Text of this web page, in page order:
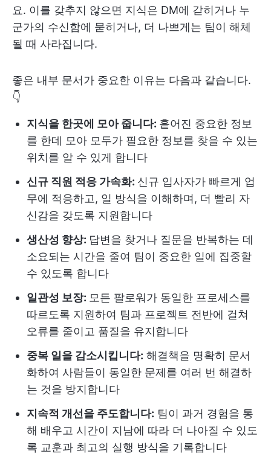
요. 이를 갖추지 않으면 지식은 DM에 갇히거나 누
군가의 수신함에 묻히거나, 더 나쁘게는 팀이 해체
될 때 사라집니다.
좋은 내부 문서가 중요한 이유는 다음과 같습니다.
👇
지식을 한곳에 모아 줍니다: 흩어진 중요한 정보
를 한데 모아 모두가 필요한 정보를 찾을 수 있는
위치를 알 수 있게 합니다
신규 직원 적응 가속화: 신규 입사자가 빠르게 업
무에 적응하고, 일 방식을 이해하며, 더 빨리 자
신감을 갖도록 지원합니다
생산성 향상: 답변을 찾거나 질문을 반복하는 데
소요되는 시간을 줄여 팀이 중요한 일에 집중할
수 있도록 합니다
일관성 보장: 모든 팔로워가 동일한 프로세스를
따르도록 지원하여 팀과 프로젝트 전반에 걸쳐
오류를 줄이고 품질을 유지합니다
중복 일을 감소시킵니다: 해결책을 명확히 문서
화하여 사람들이 동일한 문제를 여러 번 해결하
는 것을 방지합니다
지속적 개선을 주도합니다: 팀이 과거 경험을 통
해 배우고 시간이 지남에 따라 더 나아질 수 있도
록 교훈과 최고의 실행 방식을 기록합니다